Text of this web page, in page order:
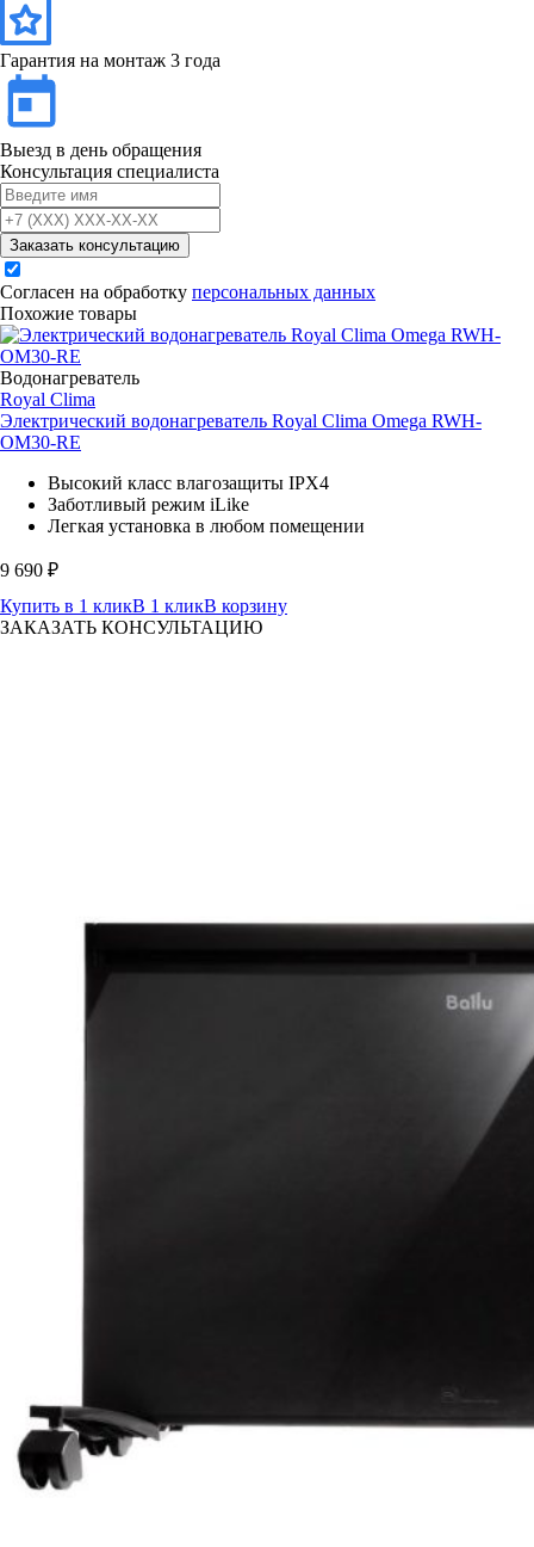
Гарантия на монтаж 3 года
Выезд в день обращения
Консультация специалиста
Заказать консультацию
Согласен на обработку персональных данных
Похожие товары
Водонагреватель
Royal Clima
Электрический водонагреватель Royal Clima Omega RWH-
OM30-RE
Высокий класс влагозащиты IPX4
Заботливый режим iLike
Легкая установка в любом помещении
9 690 ₽
Купить в 1 кликВ 1 кликВ корзину
ЗАКАЗАТЬ КОНСУЛЬТАЦИЮ